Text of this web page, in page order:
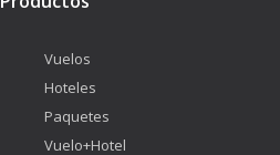
Vuelos
Hoteles
Paquetes
Vuelo+Hotel